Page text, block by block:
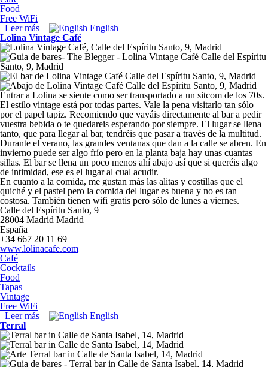
Food
Free WiFi
Leer más sobre La Bicicleta Café
English
Lolina Vintage Café
Entrar a Lolina se siente como ser transportado a un sitcom de los 70s.
El estilo vintage está por todas partes. Vale la pena visitarlo tan sólo
por el papel tapiz. Recomiendo que vayáis directamente al bar a pedir
vuestra bebida o te quedareis esperando por siempre. El lugar se llena
tanto, que para llegar al bar, tendréis que pasar a través de la multitud.
Durante el verano, las grandes ventanas que dan a la calle se abren. En
invierno puede ser algo frío pero en la planta baja hay unas cuantas
sillas. El bar se llena un poco menos ahí abajo así que si queréis algo
de intimidad, ese es el lugar al cual acudir.
En cuanto a la comida, me gustan más las alitas y costillas que el
quiché y el pastel pero la comida del lugar es buena y no es tan
costosa. También tienen wifi gratis pero sólo de lunes a viernes.
Calle del Espíritu Santo, 9
28004 Madrid Madrid
España
+34 667 20 11 69
www.lolinacafe.com
Café
Cocktails
Food
Tapas
Vintage
Free WiFi
Leer más sobre Lolina Vintage Café
English
Terral